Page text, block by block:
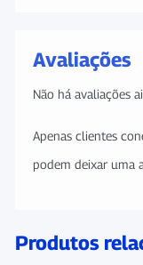
Avaliações
Não há avaliações
Apenas clientes
podem deixar uma
Produtos